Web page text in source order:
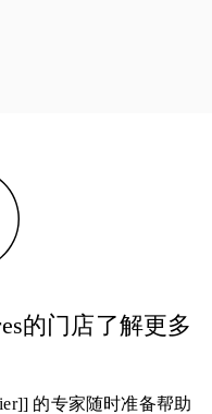
的门店了解更多
的专家随时准备帮助